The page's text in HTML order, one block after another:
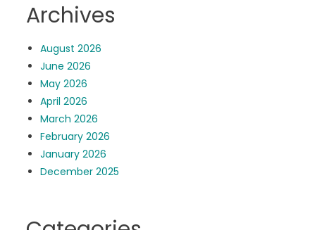
Archives
August 2026
June 2026
May 2026
April 2026
March 2026
February 2026
January 2026
December 2025